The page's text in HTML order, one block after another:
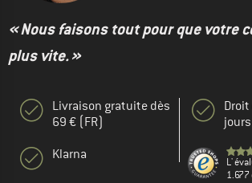
« Nous faisons tout pour que votre
plus vite. »
Livraison gratuite dès
69 € (FR)
Klarna
jours
L'